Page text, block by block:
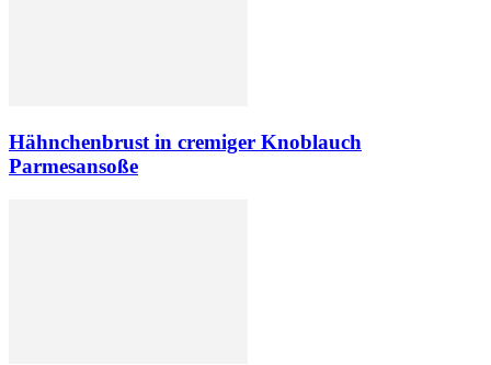
Hähnchenbrust in cremiger Knoblauch
Parmesansoße